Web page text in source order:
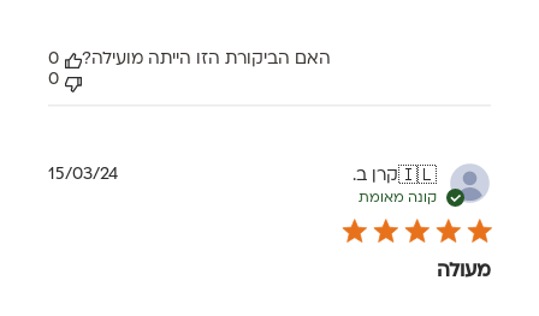
האם הביקורת הזו הייתה מועילה?
0
0
🇮🇱קרן ב.
קונה מאומת
מעולה
תאריך15/03/24